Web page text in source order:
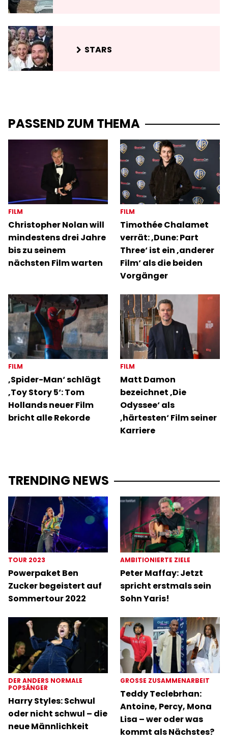
STARS
PASSEND ZUM THEMA
FILM
Christopher Nolan will
mindestens drei Jahre
bis zu seinem
nächsten Film warten
FILM
Timothée Chalamet
verrät: ‚Dune: Part
Three‘ ist ein ‚anderer
Film‘ als die beiden
Vorgänger
FILM
‚Spider-Man‘ schlägt
‚Toy Story 5‘: Tom
Hollands neuer Film
bricht alle Rekorde
FILM
Matt Damon
bezeichnet ‚Die
Odyssee‘ als
‚härtesten‘ Film seiner
Karriere
TRENDING NEWS
TOUR 2023
Powerpaket Ben
Zucker begeistert auf
Sommertour 2022
AMBITIONIERTE ZIELE
Peter Maffay: Jetzt
spricht erstmals sein
Sohn Yaris!
DER ANDERS NORMALE
POPSÄNGER
Harry Styles: Schwul
oder nicht schwul – die
neue Männlichkeit
GROSSE ZUSAMMENARBEIT
Teddy Teclebrhan:
Antoine, Percy, Mona
Lisa – wer oder was
kommt als Nächstes?